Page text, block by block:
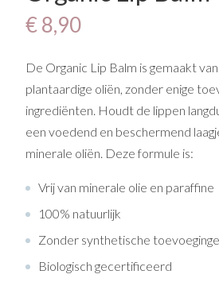
€ 8,90
De Organic Lip Balm is gemaakt
plantaardige oliën, zonder enige
ingrediënten. Houdt de lippen
een voedend en beschermend
minerale oliën. Deze formule is:
Vrij van minerale olie en paraffine
100% natuurlijk
Zonder synthetische
Biologisch gecertificeerd